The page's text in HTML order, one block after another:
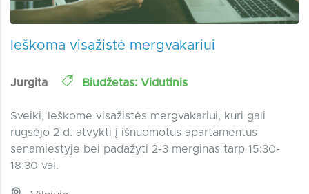
Ieškoma visažistė mergvakariui
Jurgita Biudžetas: Vidutinis
Sveiki, Ieškome visažistės mergvakariui, kuri gali
rugsėjo 2 d. atvykti į išnuomotus apartamentus
senamiestyje bei padažyti 2-3 merginas tarp 15:30-
18:30 val.